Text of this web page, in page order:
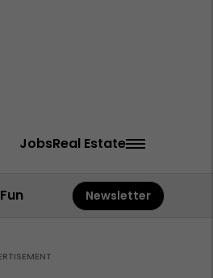
JobsReal Estate
Fun Newsletter